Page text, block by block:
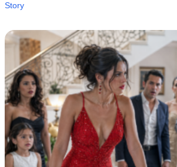
Story